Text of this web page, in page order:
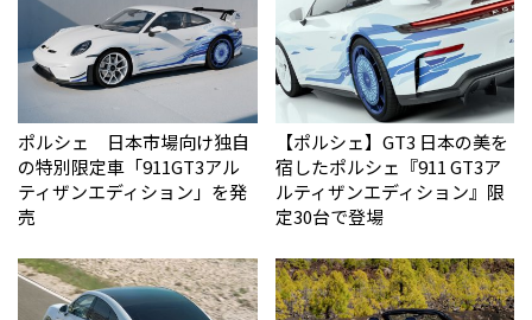
ポルシェ 日本市場向け独自
の特別限定車「911GT3アル
ティザンエディション」を発
売
【ポルシェ】GT3 日本の美を
宿したポルシェ『911 GT3ア
ルティザンエディション』限
定30台で登場